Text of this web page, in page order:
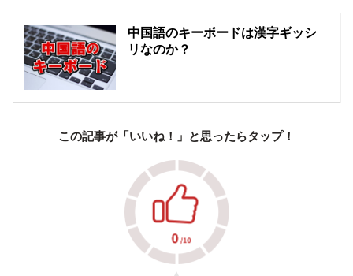
中国語のキーボードは漢字ギッシ
リなのか？
この記事が「いいね！」と思ったらタップ！